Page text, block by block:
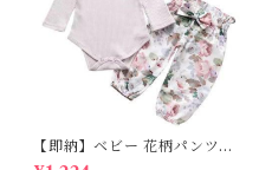
【即納】ベビー 花柄パンツ&
ロンパースset＋ヘッドバンド